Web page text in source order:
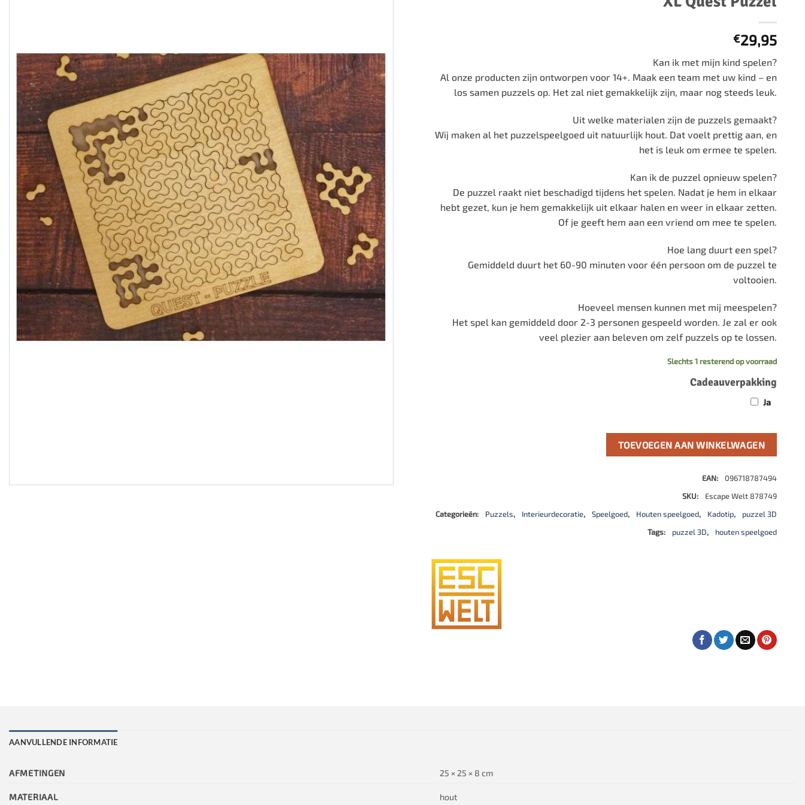
500 stukjes
759 stukjes
1000 stukjes
1500 stukjes
3000 stukjes
5000 stukjes
schaakbord
schaakklok
schaakset
schaakstukken
€29,95
Kan ik met mijn kind spelen?
Al onze producten zijn ontworpen voor 14+. Maak een team met uw kind – en
los samen puzzels op. Het zal niet gemakkelijk zijn, maar nog steeds leuk.
Uit welke materialen zijn de puzzels gemaakt?
Wij maken al het puzzelspeelgoed uit natuurlijk hout. Dat voelt prettig aan, en
het is leuk om ermee te spelen.
Kan ik de puzzel opnieuw spelen?
De puzzel raakt niet beschadigd tijdens het spelen. Nadat je hem in elkaar
hebt gezet, kun je hem gemakkelijk uit elkaar halen en weer in elkaar zetten.
Of je geeft hem aan een vriend om mee te spelen.
Hoe lang duurt een spel?
Gemiddeld duurt het 60-90 minuten voor één persoon om de puzzel te
voltooien.
Hoeveel mensen kunnen met mij meespelen?
Het spel kan gemiddeld door 2-3 personen gespeeld worden. Je zal er ook
veel plezier aan beleven om zelf puzzels op te lossen.
Slechts 1 resterend op voorraad
Cadeauverpakking
Ja
TOEVOEGEN AAN WINKELWAGEN
EAN:
096718787494
SKU:
Escape Welt 878749
Categorieën:
Puzzels, Interieurdecoratie, Speelgoed, Houten speelgoed, Kadotip,
puzzel 3D
Tags:
puzzel 3D, houten speelgoed
AANVULLENDE INFORMATIE
AFMETINGEN 25 × 25 × 8 cm
MATERIAAL hout